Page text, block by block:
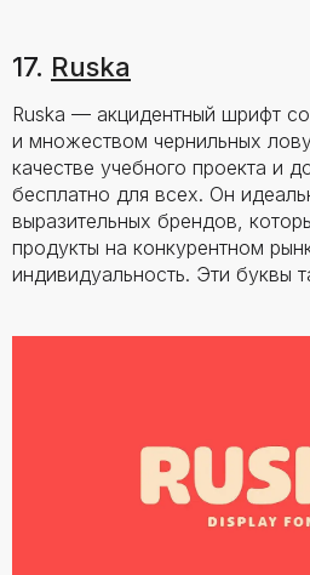
17. Ruska
Ruska — акцидентный шрифт
и множеством чернильных
качестве учебного проекта и
бесплатно для всех. Он
выразительных брендов,
продукты на конкурентном
индивидуальность. Эти буквы